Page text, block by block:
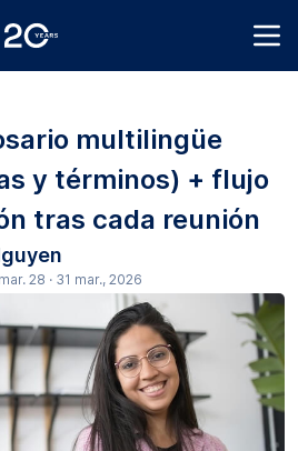
multilingüe
y términos) + flujo
tras cada reunión
28 · 31 mar., 2026